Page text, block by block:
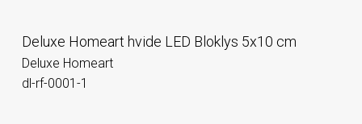
Deluxe Homeart hvide LED Bloklys 5x10 cm
Deluxe Homeart
dl-rf-0001-1